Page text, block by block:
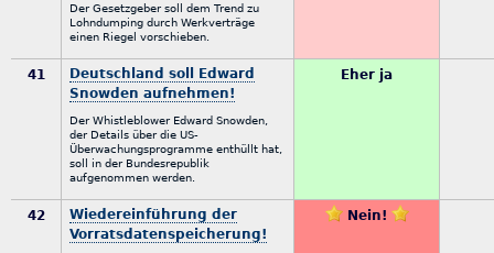
Der Gesetzgeber soll dem Trend zu
Lohndumping durch Werkverträge
einen Riegel vorschieben.
41
Deutschland soll Edward
Snowden aufnehmen!
Der Whistleblower Edward Snowden,
der Details über die US-
Überwachungsprogramme enthüllt hat,
soll in der Bundesrepublik
aufgenommen werden.
Eher ja
42
Wiedereinführung der
Vorratsdatenspeicherung!
Nein!